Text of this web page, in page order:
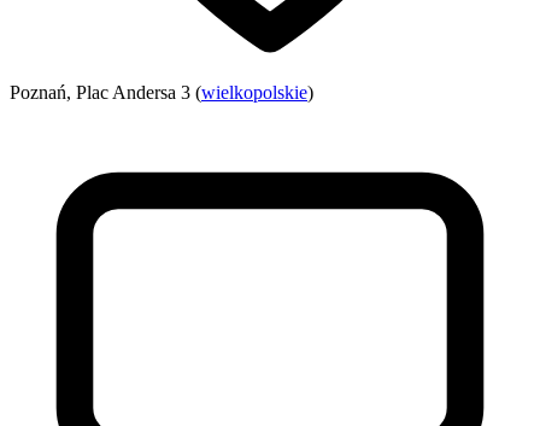
Poznań, Plac Andersa 3 (wielkopolskie)